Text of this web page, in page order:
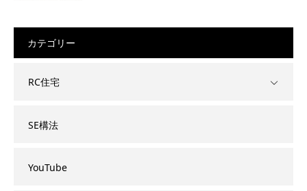
カテゴリー
RC住宅
SE構法
YouTube